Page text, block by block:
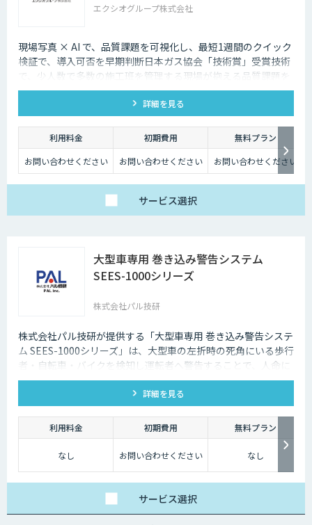
エクシオグループ株式会社
現場写真 × AI で、品質課題を可視化し、最短1週間のクイック
検証で、導入可否を早期判断日本ガス協会「技術賞」受賞技術
で、少人数で多数の施工班を管理する現場が抱える品質課題を
スピーディに把握。
詳細を見る
利用料金 初期費用
無料プラン
お問い合わせください
お問い合わせください お問い合わせください
サービス選択
大型車専用 巻き込み警告システム
SEES-1000シリーズ
株式会社パル技研
株式会社パル技研が提供する「大型車専用 巻き込み警告システ
ム SEES-1000シリーズ」は、大型車の左折時の死角にいる歩行
者・自転車・バイクを検知し運転者へ警告することで、人命に
かかわる大きな事故を事前に防ぎます。 現在運用中の車両に後
付けが可能で、検知時に音と光と映像でドライバーへ警告しま
す。
詳細を見る
利用料金 初期費用 無料プラン
なし お問い合わせください なし
サービス選択